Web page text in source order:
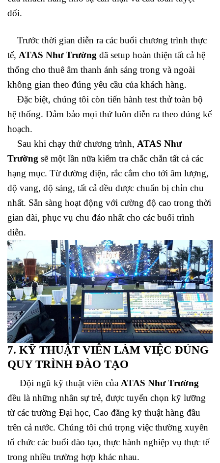
đối.
Trước thời gian diễn ra các buổi chương trình thực
tế, ATAS Như Trường đã setup hoàn thiện tất cả hệ
thống cho thuê âm thanh ánh sáng trong và ngoài
không gian theo đúng yêu cầu của khách hàng.
Đặc biệt, chúng tôi còn tiến hành test thử toàn bộ
hệ thống. Đảm bảo mọi thứ luôn diễn ra theo đúng kế
hoạch.
Sau khi chạy thử chương trình, ATAS Như
Trường sẽ một lần nữa kiểm tra chắc chắn tất cả các
hạng mục. Từ đường điện, rắc cắm cho tới âm lượng,
độ vang, độ sáng, tất cả đều được chuẩn bị chỉn chu
nhất. Sẵn sàng hoạt động với cường độ cao trong thời
gian dài, phục vụ chu đáo nhất cho các buổi trình
diễn.
7. KỸ THUẬT VIÊN LÀM VIỆC ĐÚNG
QUY TRÌNH ĐÀO TẠO
Đội ngũ kỹ thuật viên của ATAS Như Trường
đều là những nhân sự trẻ, được tuyển chọn kỹ lưỡng
từ các trường Đại học, Cao đẳng kỹ thuật hàng đầu
trên cả nước. Chúng tôi chú trọng việc thường xuyên
tổ chức các buổi đào tạo, thực hành nghiệp vụ thực tế
trong nhiều trường hợp khác nhau.